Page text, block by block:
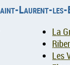
Laurent-